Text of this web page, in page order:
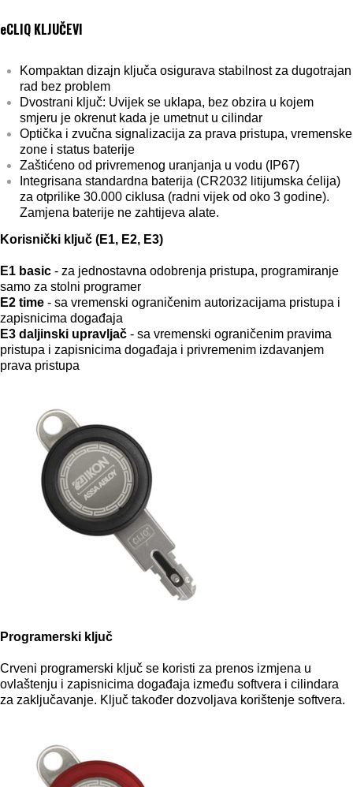
eCLIQ KLJUČEVI
Kompaktan dizajn ključa osigurava stabilnost za dugotrajan
rad bez problem
Dvostrani ključ: Uvijek se uklapa, bez obzira u kojem
smjeru je okrenut kada je umetnut u cilindar
Optička i zvučna signalizacija za prava pristupa, vremenske
zone i status baterije
Zaštićeno od privremenog uranjanja u vodu (IP67)
Integrisana standardna baterija (CR2032 litijumska ćelija)
za otprilike 30.000 ciklusa (radni vijek od oko 3 godine).
Zamjena baterije ne zahtijeva alate.
Korisnički ključ (E1, E2, E3)
E1 basic - za jednostavna odobrenja pristupa, programiranje
samo za stolni programer
E2 time - sa vremenski ograničenim autorizacijama pristupa i
zapisnicima događaja
E3 daljinski upravljač - sa vremenski ograničenim pravima
pristupa i zapisnicima događaja i privremenim izdavanjem
prava pristupa
Programerski ključ
Crveni programerski ključ se koristi za prenos izmjena u
ovlaštenju i zapisnicima događaja između softvera i cilindara
za zaključavanje. Ključ također dozvoljava korištenje softvera.